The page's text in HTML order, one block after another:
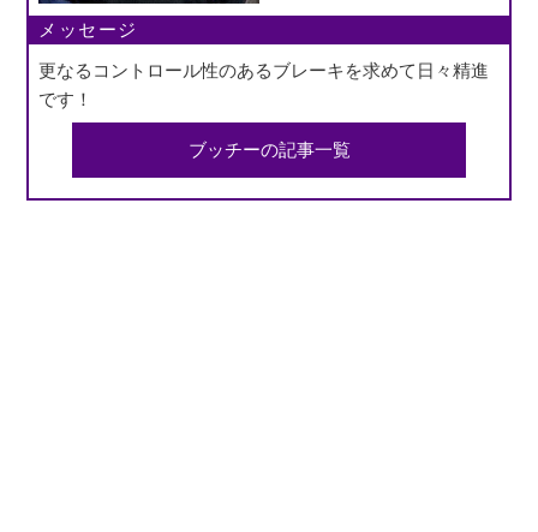
メッセージ
更なるコントロール性のあるブレーキを求めて日々精進
です！
ブッチーの記事一覧